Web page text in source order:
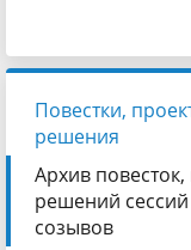
Повестки,
решения
Архив
решений
созывов